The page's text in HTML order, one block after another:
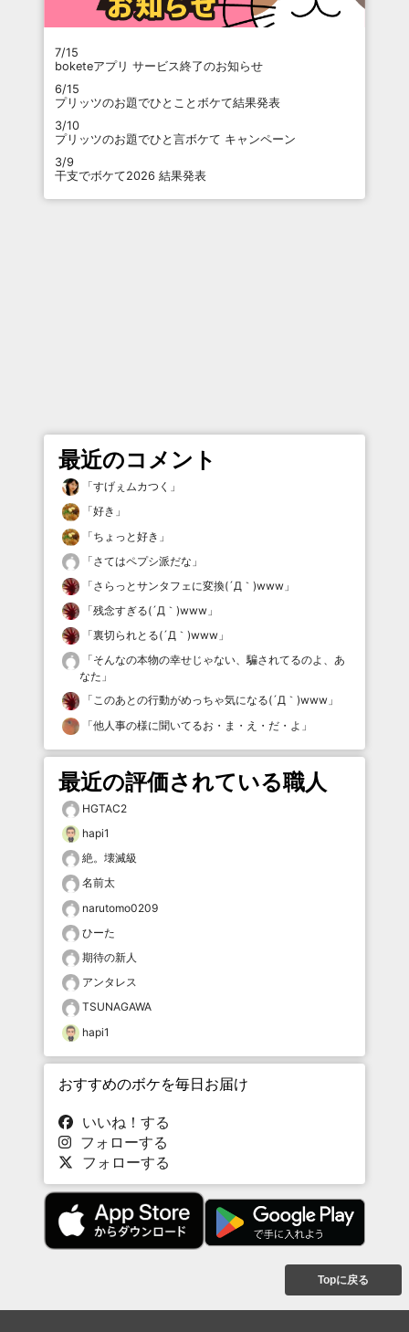
7/15
boketeアプリ サービス終了のお知らせ
6/15
プリッツのお題でひとことボケて結果発表
3/10
プリッツのお題でひと言ボケて キャンペーン
3/9
干支でボケて2026 結果発表
最近のコメント
「すげぇムカつく 」
「好き 」
「ちょっと好き 」
「さてはペプシ派だな 」
「さらっとサンタフェに変換(´Д｀)www 」
「残念すぎる(´Д｀)www 」
「裏切られとる(´Д｀)www 」
「そんなの本物の幸せじゃない、騙されてるのよ、あ
なた 」
「このあとの行動がめっちゃ気になる(´Д｀)www 」
「他人事の様に聞いてるお・ま・え・だ・よ 」
最近の評価されている職人
HGTAC2
hapi1
絶。壊滅級
名前太
narutomo0209
ひーた
期待の新人
アンタレス
TSUNAGAWA
hapi1
おすすめのボケを毎日お届け
いいね！する
フォローする
フォローする
Topに戻る